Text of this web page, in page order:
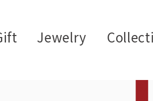
Jewelry